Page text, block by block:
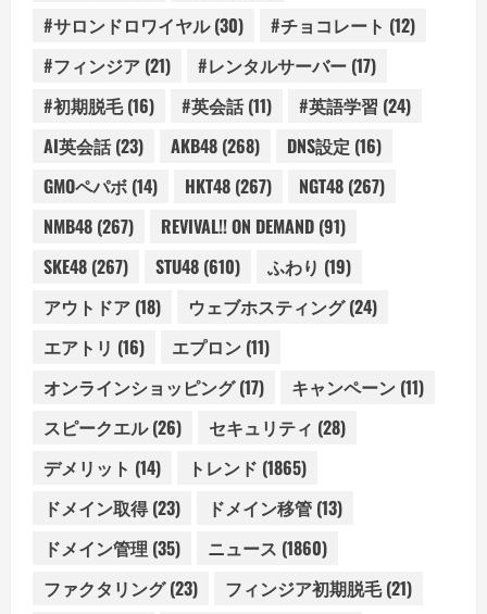
#サロンドロワイヤル(30) #チョコレート (12)
#フィンジア (21) #レンタルサーバー (17)
#初期脱毛(16) #英会話(11) #英語学習 (24)
AI英会話(23) AKB48 (268) DNS設定 (16)
GMOペパボ (14) HKT48 (267) NGT48 (267)
NMB48 (267) REVIVAL!! ON DEMAND (91)
SKE48 (267) STU48 (610) ふわり (19)
アウトドア (18) ウェブホスティング(24)
エアトリ (16) エプロン (11)
オンラインショッピング(17) キャンペーン (11)
スピークエル(26) セキュリティ (28)
デメリット (14) トレンド (1865)
ドメイン取得(23) ドメイン移管 (13)
ドメイン管理 (35) ニュース (1860)
ファクタリング(23) フィンジア初期脱毛(21)